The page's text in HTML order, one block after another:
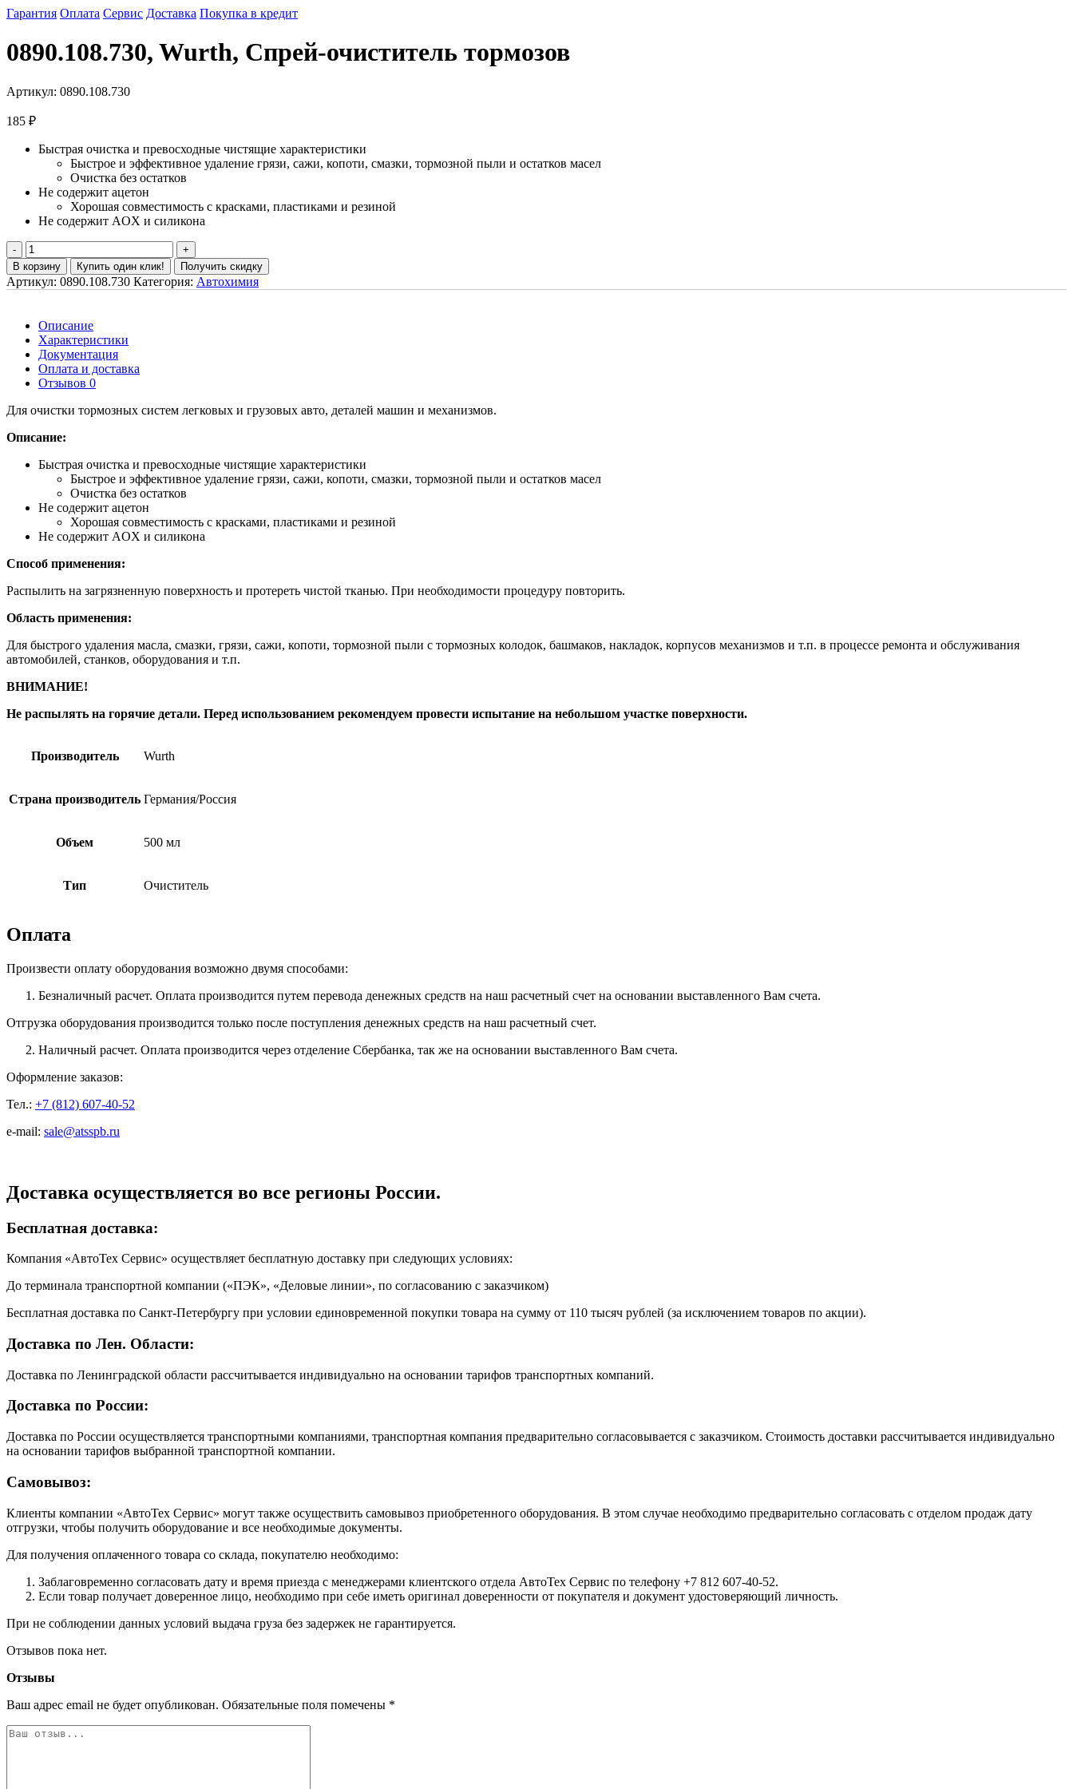
Гарантия Оплата Сервис Доставка Покупка в кредит
0890.108.730, Wurth, Спрей-очиститель тормозов
Артикул: 0890.108.730
185 ₽
Быстрая очистка и превосходные чистящие характеристики
Быстрое и эффективное удаление грязи, сажи, копоти, смазки, тормозной пыли и остатков масел
Очистка без остатков
Не содержит ацетон
Хорошая совместимость с красками, пластиками и резиной
Не содержит AOX и силикона
В корзину Купить один клик! Получить скидку
Артикул: 0890.108.730 Категория: Автохимия
Описание
Характеристики
Документация
Оплата и доставка
Отзывов 0
Для очистки тормозных систем легковых и грузовых авто, деталей машин и механизмов.
Описание:
Быстрая очистка и превосходные чистящие характеристики
Быстрое и эффективное удаление грязи, сажи, копоти, смазки, тормозной пыли и остатков масел
Очистка без остатков
Не содержит ацетон
Хорошая совместимость с красками, пластиками и резиной
Не содержит AOX и силикона
Способ применения:
Распылить на загрязненную поверхность и протереть чистой тканью. При необходимости процедуру повторить.
Область применения:
Для быстрого удаления масла, смазки, грязи, сажи, копоти, тормозной пыли с тормозных колодок, башмаков, накладок, корпусов механизмов и т.п. в процессе ремонта и обслуживания
автомобилей, станков, оборудования и т.п.
ВНИМАНИЕ!
Не распылять на горячие детали. Перед использованием рекомендуем провести испытание на небольшом участке поверхности.
Производитель Wurth
Страна производитель Германия/Россия
Объем 500 мл
Тип Очиститель
Оплата
Произвести оплату оборудования возможно двумя способами:
Безналичный расчет. Оплата производится путем перевода денежных средств на наш расчетный счет на основании выставленного Вам счета.
Отгрузка оборудования производится только после поступления денежных средств на наш расчетный счет.
Наличный расчет. Оплата производится через отделение Сбербанка, так же на основании выставленного Вам счета.
Оформление заказов:
Тел.: +7 (812) 607-40-52
e-mail: sale@atsspb.ru
Доставка осуществляется во все регионы России.
Бесплатная доставка:
Компания «АвтоТех Сервис» осуществляет бесплатную доставку при следующих условиях:
До терминала транспортной компании («ПЭК», «Деловые линии», по согласованию с заказчиком)
Бесплатная доставка по Санкт-Петербургу при условии единовременной покупки товара на сумму от 110 тысяч рублей (за исключением товаров по акции).
Доставка по Лен. Области:
Доставка по Ленинградской области рассчитывается индивидуально на основании тарифов транспортных компаний.
Доставка по России:
Доставка по России осуществляется транспортными компаниями, транспортная компания предварительно согласовывается с заказчиком. Стоимость доставки рассчитывается индивидуально
на основании тарифов выбранной транспортной компании.
Самовывоз:
Клиенты компании «АвтоТех Сервис» могут также осуществить самовывоз приобретенного оборудования. В этом случае необходимо предварительно согласовать с отделом продаж дату
отгрузки, чтобы получить оборудование и все необходимые документы.
Для получения оплаченного товара со склада, покупателю необходимо:
Заблаговременно согласовать дату и время приезда с менеджерами клиентского отдела АвтоТех Сервис по телефону +7 812 607-40-52.
Если товар получает доверенное лицо, необходимо при себе иметь оригинал доверенности от покупателя и документ удостоверяющий личность.
При не соблюдении данных условий выдача груза без задержек не гарантируется.
Отзывов пока нет.
Отзывы
Ваш адрес email не будет опубликован. Обязательные поля помечены *